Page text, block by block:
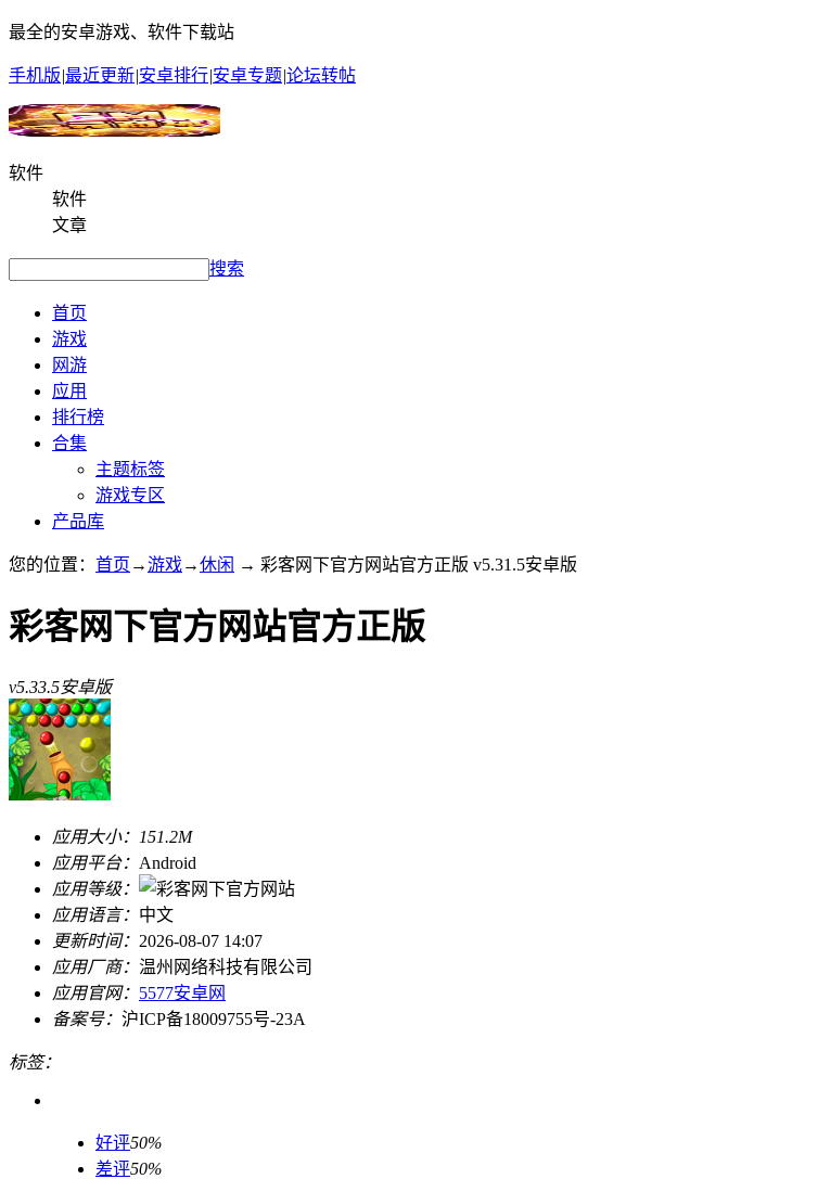
最全的安卓游戏、软件下载站
手机版|最近更新|安卓排行|安卓专题|论坛转帖
软件
软件
文章
搜索
首页
游戏
网游
应用
排行榜
合集
主题标签
游戏专区
产品库
您的位置： 首页 →游戏→休闲 → 彩客网下官方网站官方正版 v5.31.5安卓版
彩客网下官方网站官方正版
v5.33.5安卓版
应用大小： 151.2M
应用平台： Android
应用等级：
应用语言： 中文
更新时间： 2026-08-07 14:07
应用厂商： 温州网络科技有限公司
应用官网： 5577安卓网
备案号： 沪ICP备18009755号-23A
标签：
好评50%
差评50%